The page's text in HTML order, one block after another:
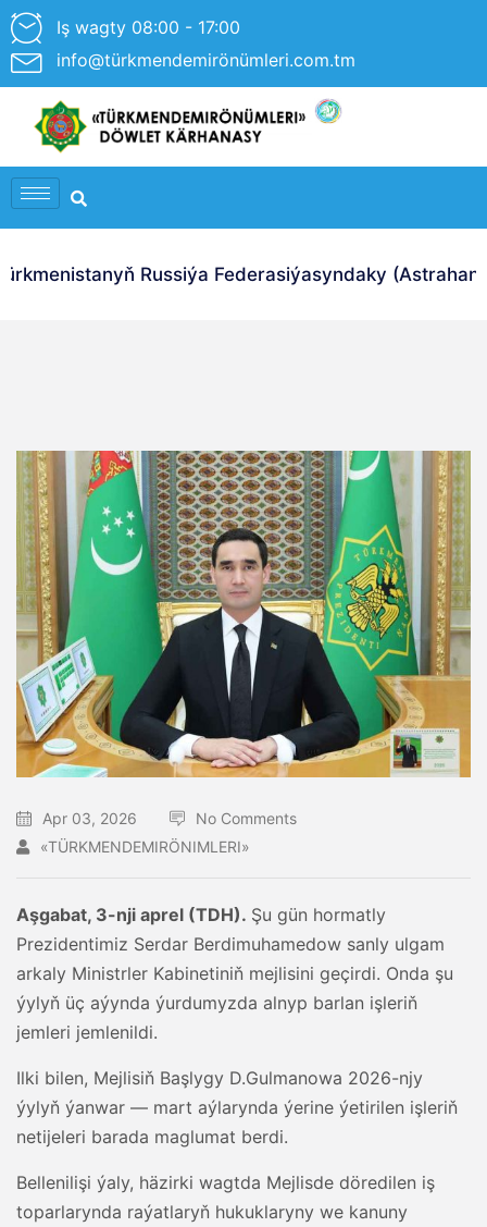
Iş wagty 08:00 - 17:00
info@türkmendemirönümleri.com.tm
Russiýa Federasiýasyndaky (Astrahan
Apr 03, 2026
No Comments
«TÜRKMENDEMIRÖNIMLERI»
Aşgabat, 3-nji aprel (TDH). Şu gün hormatly
Prezidentimiz Serdar Berdimuhamedow sanly ulgam
arkaly Ministrler Kabinetiniň mejlisini geçirdi. Onda şu
ýylyň üç aýynda ýurdumyzda alnyp barlan işleriň
jemleri jemlenildi.
Ilki bilen, Mejlisiň Başlygy D.Gulmanowa 2026-njy
ýylyň ýanwar — mart aýlarynda ýerine ýetirilen işleriň
netijeleri barada maglumat berdi.
Bellenilişi ýaly, häzirki wagtda Mejlisde döredilen iş
toparlarynda raýatlaryň hukuklaryny we kanuny